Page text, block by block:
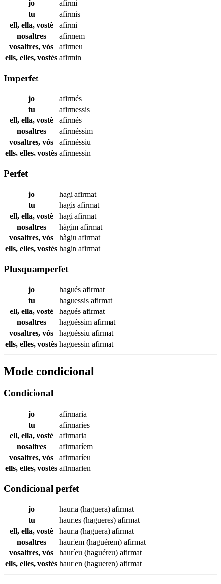
jo
afirmi
tu
afirmis
ell, ella, vostè
afirmi
nosaltres
afirmem
vosaltres, vós
afirmeu
ells, elles, vostès afirmin
Imperfet
jo
afirmés
tu
afirmessis
ell, ella, vostè
afirmés
nosaltres
afirméssim
vosaltres, vós
afirméssiu
ells, elles, vostès afirmessin
Perfet
jo hagi afirmat
tu
hagis afirmat
ell, ella, vostè
hagi afirmat
nosaltres
hàgim afirmat
vosaltres, vós
hàgiu afirmat
ells, elles, vostès hagin afirmat
Plusquamperfet
jo hagués afirmat
tu
haguessis afirmat
ell, ella, vostè
hagués afirmat
nosaltres
haguéssim afirmat
vosaltres, vós
haguéssiu afirmat
ells, elles, vostès haguessin afirmat
Mode condicional
Condicional
jo
afirmaria
tu
afirmaries
ell, ella, vostè
afirmaria
nosaltres
afirmaríem
vosaltres, vós
afirmaríeu
ells, elles, vostès afirmarien
Condicional perfet
jo hauria (haguera) afirmat
tu
hauries (hagueres) afirmat
ell, ella, vostè
hauria (haguera) afirmat
nosaltres
hauríem (haguérem) afirmat
vosaltres, vós
hauríeu (haguéreu) afirmat
ells, elles, vostès haurien (hagueren) afirmat